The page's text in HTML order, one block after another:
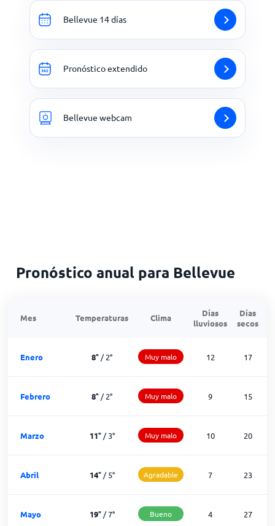
Bellevue 14 días
Pronóstico extendido
Bellevue webcam
Pronóstico anual para Bellevue
Mes Temperaturas Clima
Días
lluviosos
Días
secos
Enero 8° /2° Muy malo 12 17
Febrero 8° /2° Muy malo 9 15
Marzo 11°/3° Muy malo 10 20
Abril 14°/5° Agradable 7 23
Mayo 19°/7° Bueno 4 27